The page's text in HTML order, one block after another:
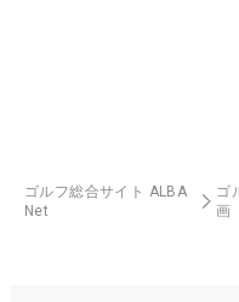
ゴルフ総合サイト ALBA
Net
ゴ
画